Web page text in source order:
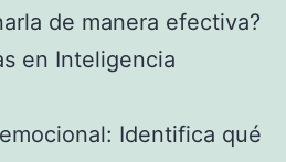
de manera efectiva?
en Inteligencia
Identifica qué